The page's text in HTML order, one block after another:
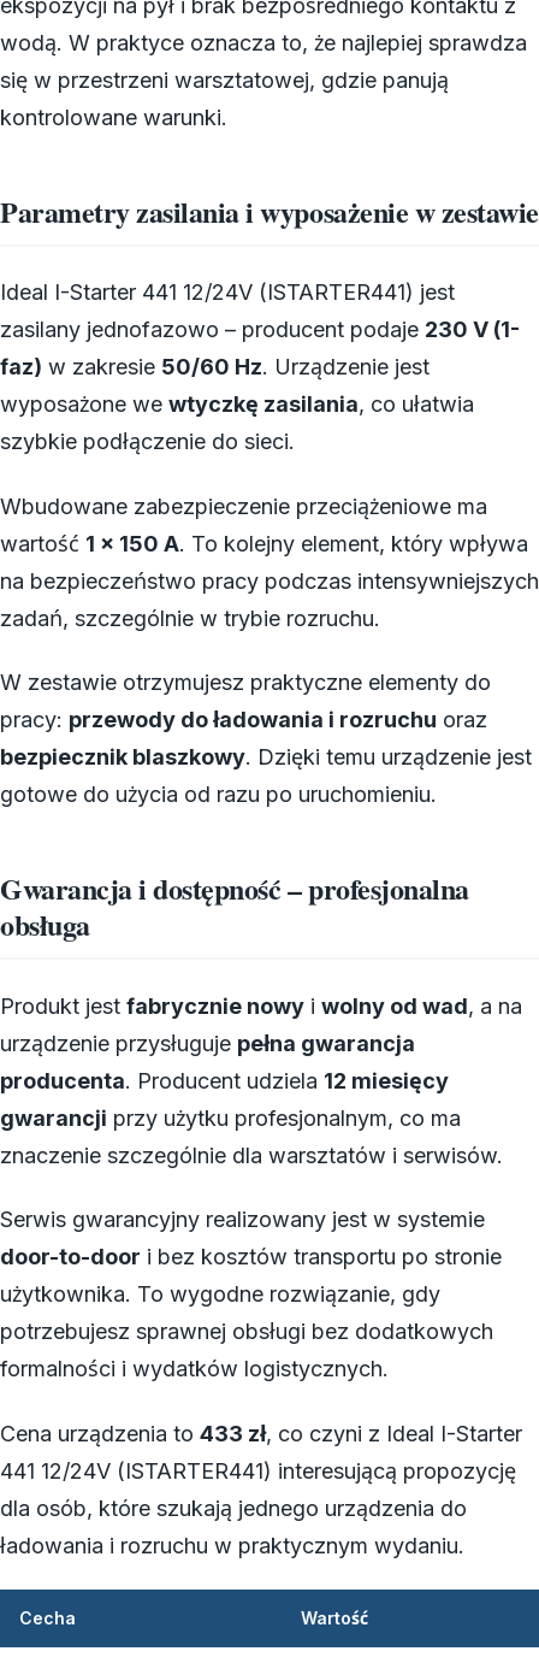
ekspozycji na pył i brak bezpośredniego kontaktu z
wodą. W praktyce oznacza to, że najlepiej sprawdza
się w przestrzeni warsztatowej, gdzie panują
kontrolowane warunki.
Parametry zasilania i wyposażenie w zestawie
Ideal I-Starter 441 12/24V (ISTARTER441) jest
zasilany jednofazowo – producent podaje 230 V (1-
faz) w zakresie 50/60 Hz. Urządzenie jest
wyposażone we wtyczkę zasilania, co ułatwia
szybkie podłączenie do sieci.
Wbudowane zabezpieczenie przeciążeniowe ma
wartość 1 x 150 A. To kolejny element, który wpływa
na bezpieczeństwo pracy podczas intensywniejszych
zadań, szczególnie w trybie rozruchu.
W zestawie otrzymujesz praktyczne elementy do
pracy: przewody do ładowania i rozruchu oraz
bezpiecznik blaszkowy. Dzięki temu urządzenie jest
gotowe do użycia od razu po uruchomieniu.
Gwarancja i dostępność – profesjonalna
obsługa
Produkt jest fabrycznie nowy i wolny od wad, a na
urządzenie przysługuje pełna gwarancja
producenta. Producent udziela 12 miesięcy
gwarancji przy użytku profesjonalnym, co ma
znaczenie szczególnie dla warsztatów i serwisów.
Serwis gwarancyjny realizowany jest w systemie
door-to-door i bez kosztów transportu po stronie
użytkownika. To wygodne rozwiązanie, gdy
potrzebujesz sprawnej obsługi bez dodatkowych
formalności i wydatków logistycznych.
Cena urządzenia to 433 zł, co czyni z Ideal I-Starter
441 12/24V (ISTARTER441) interesującą propozycję
dla osób, które szukają jednego urządzenia do
ładowania i rozruchu w praktycznym wydaniu.
Cecha Wartość